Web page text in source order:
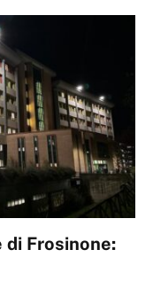
di Frosinone: